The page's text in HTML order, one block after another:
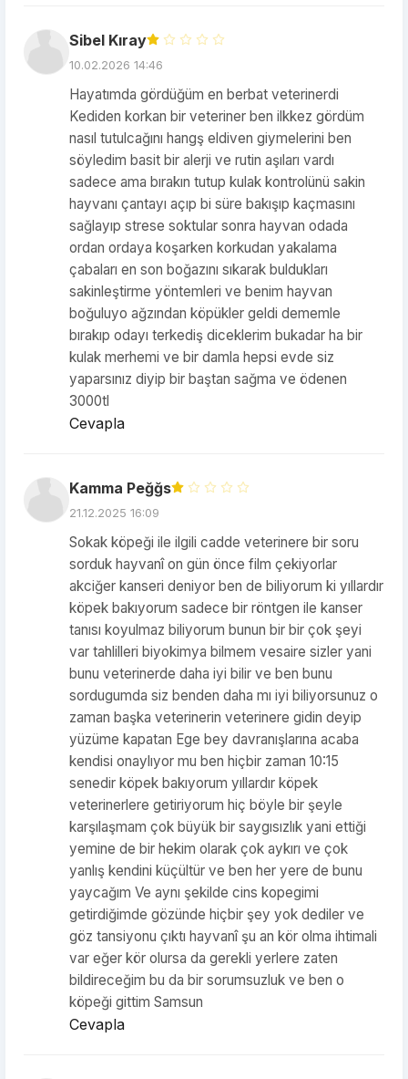
Sibel Kıray
10.02.2026 14:46
Hayatımda gördüğüm en berbat veterinerdi
Kediden korkan bir veteriner ben ilkkez gördüm
nasıl tutulcağını hangş eldiven giymelerini ben
söyledim basit bir alerji ve rutin aşıları vardı
sadece ama bırakın tutup kulak kontrolünü sakin
hayvanı çantayı açıp bi süre bakışıp kaçmasını
sağlayıp strese soktular sonra hayvan odada
ordan ordaya koşarken korkudan yakalama
çabaları en son boğazını sıkarak buldukları
sakinleştirme yöntemleri ve benim hayvan
boğuluyo ağzından köpükler geldi dememle
bırakıp odayı terkediş diceklerim bukadar ha bir
kulak merhemi ve bir damla hepsi evde siz
yaparsınız diyip bir baştan sağma ve ödenen
3000tl
Cevapla
Kamma Peğğs
21.12.2025 16:09
Sokak köpeği ile ilgili cadde veterinere bir soru
sorduk hayvanî on gün önce film çekiyorlar
akciğer kanseri deniyor ben de biliyorum ki yıllardır
köpek bakıyorum sadece bir röntgen ile kanser
tanısı koyulmaz biliyorum bunun bir bir çok şeyi
var tahlilleri biyokimya bilmem vesaire sizler yani
bunu veterinerde daha iyi bilir ve ben bunu
sordugumda siz benden daha mı iyi biliyorsunuz o
zaman başka veterinerin veterinere gidin deyip
yüzüme kapatan Ege bey davranışlarına acaba
kendisi onaylıyor mu ben hiçbir zaman 10:15
senedir köpek bakıyorum yıllardır köpek
veterinerlere getiriyorum hiç böyle bir şeyle
karşılaşmam çok büyük bir saygısızlık yani ettiği
yemine de bir hekim olarak çok aykırı ve çok
yanlış kendini küçültür ve ben her yere de bunu
yaycağım Ve aynı şekilde cins kopegimi
getirdiğimde gözünde hiçbir şey yok dediler ve
göz tansiyonu çıktı hayvanî şu an kör olma ihtimali
var eğer kör olursa da gerekli yerlere zaten
bildireceğim bu da bir sorumsuzluk ve ben o
köpeği gittim Samsun
Cevapla